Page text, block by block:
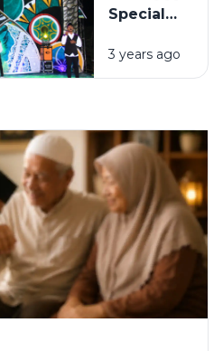
Tingkatkan
Berbahasa
Special
Kedua
Tampil
3 years ago